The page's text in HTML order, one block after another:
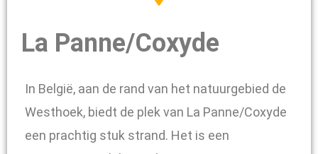
La Panne/Coxyde
In België, aan de rand van het natuurgebied de
Westhoek, biedt de plek van La Panne/Coxyde
een prachtig stuk strand. Het is een